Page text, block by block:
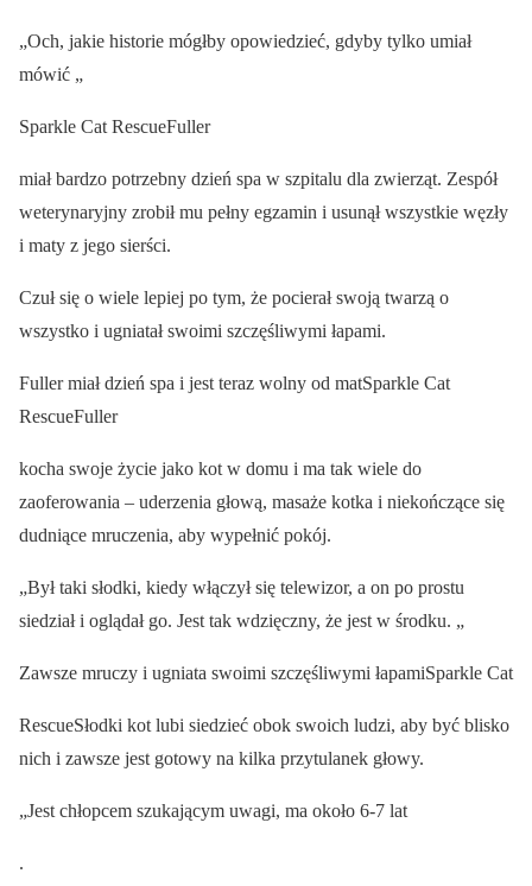
„Och, jakie historie mógłby opowiedzieć, gdyby tylko umiał
mówić „
Sparkle Cat RescueFuller
miał bardzo potrzebny dzień spa w szpitalu dla zwierząt. Zespół
weterynaryjny zrobił mu pełny egzamin i usunął wszystkie węzły
i maty z jego sierści.
Czuł się o wiele lepiej po tym, że pocierał swoją twarzą o
wszystko i ugniatał swoimi szczęśliwymi łapami.
Fuller miał dzień spa i jest teraz wolny od matSparkle Cat
RescueFuller
kocha swoje życie jako kot w domu i ma tak wiele do
zaoferowania – uderzenia głową, masaże kotka i niekończące się
dudniące mruczenia, aby wypełnić pokój.
„Był taki słodki, kiedy włączył się telewizor, a on po prostu
siedział i oglądał go. Jest tak wdzięczny, że jest w środku. „
Zawsze mruczy i ugniata swoimi szczęśliwymi łapamiSparkle Cat
RescueSłodki kot lubi siedzieć obok swoich ludzi, aby być blisko
nich i zawsze jest gotowy na kilka przytulanek głowy.
„Jest chłopcem szukającym uwagi, ma około 6-7 lat
.